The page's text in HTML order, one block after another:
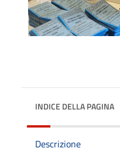
INDICE DELLA PAGINA
Descrizione